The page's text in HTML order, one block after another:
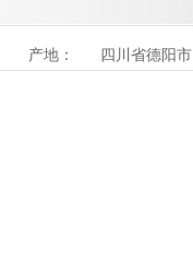
产地： 四川省德阳市